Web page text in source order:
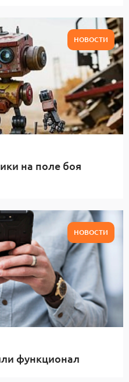
НОВОСТИ
на поле боя
НОВОСТИ
функционал